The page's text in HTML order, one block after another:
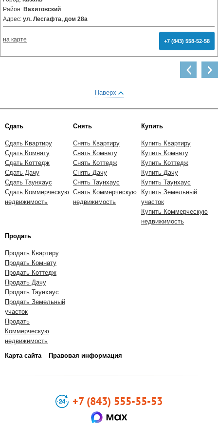
Район: Вахитовский
Адрес: ул. Лесгафта, дом 28а
на карте +7 (843) 558-52-58
Наверх
Сдать
Сдать Квартиру
Сдать Комнату
Сдать Коттедж
Сдать Дачу
Сдать Таунхаус
Сдать Коммерческую
недвижимость
Снять
Снять Квартиру
Снять Комнату
Снять Коттедж
Снять Дачу
Снять Таунхаус
Снять Коммерческую
недвижимость
Купить
Купить Квартиру
Купить Комнату
Купить Коттедж
Купить Дачу
Купить Таунхаус
Купить Земельный
участок
Купить Коммерческую
недвижимость
Продать
Продать Квартиру
Продать Комнату
Продать Коттедж
Продать Дачу
Продать Таунхаус
Продать Земельный
участок
Продать
Коммерческую
недвижимость
Карта сайта
Правовая информация
+7 (843) 555-55-53